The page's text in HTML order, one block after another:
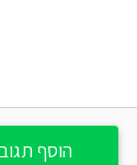
הוסף